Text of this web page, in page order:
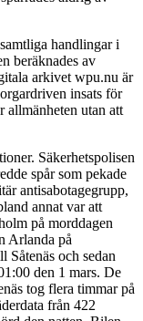
handlingar i
beräknades av
arkivet wpu.nu är
insats för
allmänheten utan att
Säkerhetspolisen
spår som pekade
antisabotagegrupp,
annat var att
på morddagen
Arlanda på
Såtenäs och sedan
den 1 mars. De
tog flera timmar på
från 422